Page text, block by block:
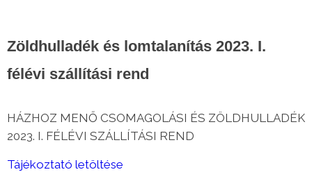
Zöldhulladék és lomtalanítás 2023. I.
félévi szállítási rend
HÁZHOZ MENŐ CSOMAGOLÁSI ÉS ZÖLDHULLADÉK
2023. I. FÉLÉVI SZÁLLÍTÁSI REND
Tájékoztató letöltése